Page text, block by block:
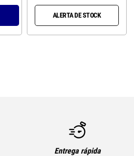
ALERTA DE STOCK
Entrega rápida